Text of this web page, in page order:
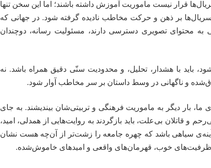
قرار نیست ماموریت آموزش داشته باشند؛ اما این سخن تنها
بر ذهن و حرکت مخاطب نادیده گرفته شود. در جهانی که
به محتوای تصویری دسترسی دارند، مسئولیت رسانه، دوچندان
باید با هشدار، تحلیل، و محدودیت سنّی دقیق همراه باشد. نه
و ناگهانی در وسط داستان بر سر مخاطب آوار شود.
بار دیگر به ماموریت‌ فرهنگی و تربیتی‌شان بیندیشند. به جای
و قاتلان بی‌علت، باید بازگردند به روایت‌هایی از همدلی، امید،
آینه‌ی سیاهی باشد که چهره جامعه را زشت‌تر از آن‌چه هست نشان
بر ظرفیت‌های خوب، قهرمان‌های واقعی و امیدهای خاموش‌شده.